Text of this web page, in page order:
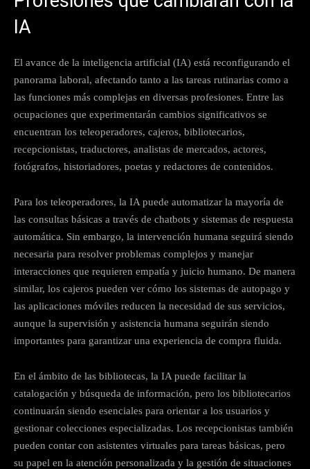
IA
El avance de la inteligencia artificial (IA) está reconfigurando el
panorama laboral, afectando tanto a las tareas rutinarias como a
las funciones más complejas en diversas profesiones. Entre las
ocupaciones que experimentarán cambios significativos se
encuentran los teleoperadores, cajeros, bibliotecarios,
recepcionistas, traductores, analistas de mercados, actores,
fotógrafos, historiadores, poetas y redactores de contenidos.
Para los teleoperadores, la IA puede automatizar la mayoría de
las consultas básicas a través de chatbots y sistemas de respuesta
automática. Sin embargo, la intervención humana seguirá siendo
necesaria para resolver problemas complejos y manejar
interacciones que requieren empatía y juicio humano. De manera
similar, los cajeros pueden ver cómo los sistemas de autopago y
las aplicaciones móviles reducen la necesidad de sus servicios,
aunque la supervisión y asistencia humana seguirán siendo
importantes para garantizar una experiencia de compra fluida.
En el ámbito de las bibliotecas, la IA puede facilitar la
catalogación y búsqueda de información, pero los bibliotecarios
continuarán siendo esenciales para orientar a los usuarios y
gestionar colecciones especializadas. Los recepcionistas también
pueden contar con asistentes virtuales para tareas básicas, pero
su papel en la atención personalizada y la gestión de situaciones